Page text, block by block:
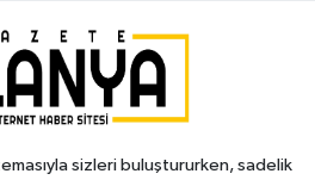
sizleri buluştururken, sadelik